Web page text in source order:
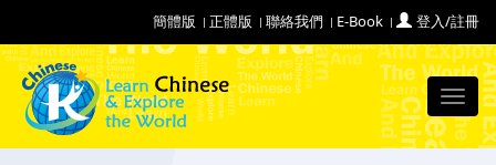
簡體版 正體版 聯絡我們 E-Book 登入/註冊